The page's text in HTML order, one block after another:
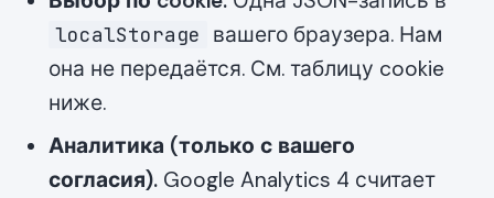
localStorage
вашего браузера. Нам
она не передаётся. См. таблицу cookie
ниже.
Аналитика (только с вашего
согласия). Google Analytics 4 считает